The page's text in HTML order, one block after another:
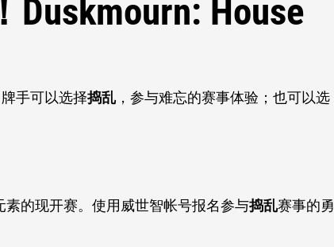
House
手可以选择捣乱，参与难忘的赛事体验；也可以选
的现开赛。使用威世智帐号报名参与捣乱赛事的勇